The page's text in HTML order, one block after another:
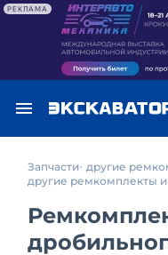
РЕКЛАМА
Запчасти другие
другие ремкомплекты